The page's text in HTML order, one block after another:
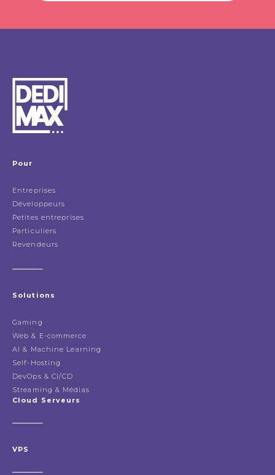
Pour
Entreprises
Développeurs
Petites entreprises
Particuliers
Revendeurs
Solutions
Gaming
Web & E-commerce
AI & Machine Learning
Self-Hosting
DevOps & CI/CD
Streaming & Médias
Cloud Serveurs
VPS